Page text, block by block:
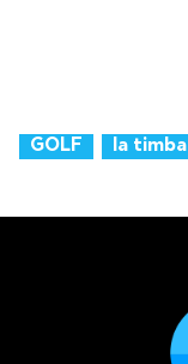
GOLF la timba